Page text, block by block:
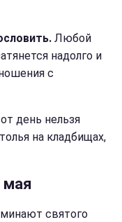
Любой
надолго и
с
день нельзя
на кладбищах,
мая
святого